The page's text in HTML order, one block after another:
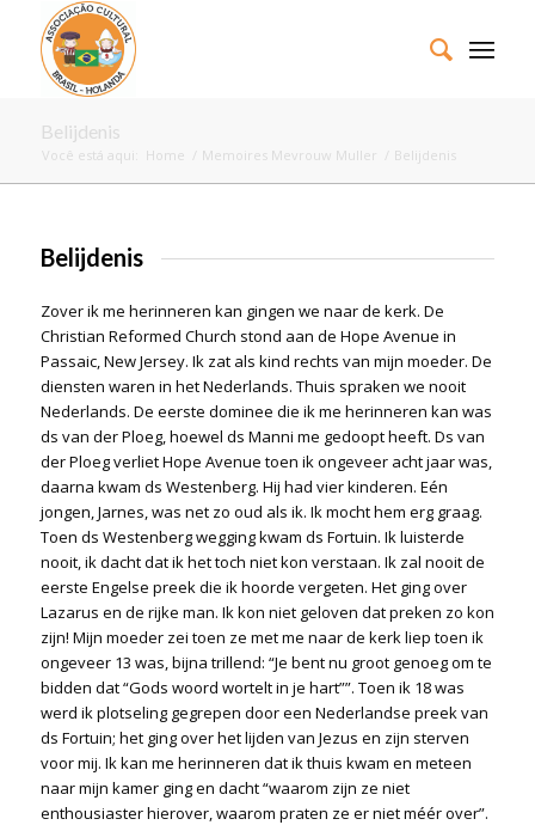
Belijdenis
Você está aqui: Home / Memoires Mevrouw Muller / Belijdenis
Belijdenis
Zover ik me herinneren kan gingen we naar de kerk. De
Christian Reformed Church stond aan de Hope Avenue in
Passaic, New Jersey. Ik zat als kind rechts van mijn moeder. De
diensten waren in het Nederlands. Thuis spraken we nooit
Nederlands. De eerste dominee die ik me herinneren kan was
ds van der Ploeg, hoewel ds Manni me gedoopt heeft. Ds van
der Ploeg verliet Hope Avenue toen ik ongeveer acht jaar was,
daarna kwam ds Westenberg. Hij had vier kinderen. Eén
jongen, Jarnes, was net zo oud als ik. Ik mocht hem erg graag.
Toen ds Westenberg wegging kwam ds Fortuin. Ik luisterde
nooit, ik dacht dat ik het toch niet kon verstaan. Ik zal nooit de
eerste Engelse preek die ik hoorde vergeten. Het ging over
Lazarus en de rijke man. Ik kon niet geloven dat preken zo kon
zijn! Mijn moeder zei toen ze met me naar de kerk liep toen ik
ongeveer 13 was, bijna trillend: “Je bent nu groot genoeg om te
bidden dat “Gods woord wortelt in je hart””. Toen ik 18 was
werd ik plotseling gegrepen door een Nederlandse preek van
ds Fortuin; het ging over het lijden van Jezus en zijn sterven
voor mij. Ik kan me herinneren dat ik thuis kwam en meteen
naar mijn kamer ging en dacht “waarom zijn ze niet
enthousiaster hierover, waarom praten ze er niet méér over”.